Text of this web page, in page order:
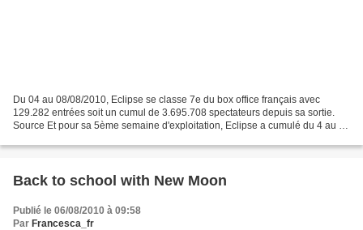
Du 04 au 08/08/2010, Eclipse se classe 7e du box office français avec
129.282 entrées soit un cumul de 3.695.708 spectateurs depuis sa sortie.
Source Et pour sa 5ème semaine d'exploitation, Eclipse a cumulé du 4 au 10
Back to school with New Moon
Publié le 06/08/2010 à 09:58
Par Francesca_fr